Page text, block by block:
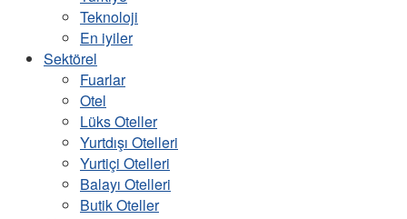
Teknoloji
En iyiler
Sektörel
Fuarlar
Otel
Lüks Oteller
Yurtdışı Otelleri
Yurtiçi Otelleri
Balayı Otelleri
Butik Oteller